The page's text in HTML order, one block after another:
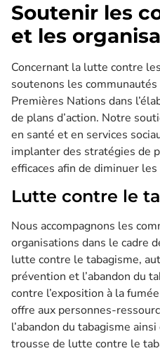
Soutenir les
et les
Concernant la lutte contre
soutenons les
Premières Nations dans
de plans d’action. Notre
en santé et en services
implanter des stratégies de
efficaces afin de diminuer les
Lutte contre le
Nous accompagnons les
organisations dans le cadre
lutte contre le tabagisme,
prévention et l’abandon du
contre l’exposition à la
offre aux personnes-
l’abandon du tabagisme
trousse de lutte contre le